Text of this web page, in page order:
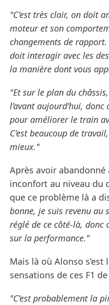
"C’est très clair, on doit
moteur et son
changements de
doit interagir avec les
la manière dont vous
"Et sur le plan du
l’avant aujourd’hui,
pour améliorer le train
C’est beaucoup de
mieux."
Après avoir abandonné
inconfort au niveau du
que ce problème là a
bonne, je suis revenu au
réglé de ce côté-là, donc
sur la performance."
Mais là où Alonso s’est
sensations de ces F1
"C’est probablement la